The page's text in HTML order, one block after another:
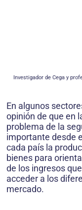
Investigador de Cega y
En algunos
opinión de que en
problema de la
importante desde
cada país la
bienes para
de los ingresos
acceder a los
mercado.